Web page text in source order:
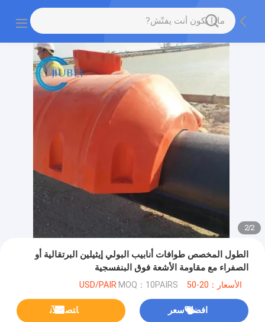
2
/
2
الطول المخصص طوافات أنابيب البولي إيثيلين البرتقالية أو
الصفراء مع مقاومة الأشعة فوق البنفسجية
الأسعار：20-50 USD/PAIR MOQ：10PAIRS
افضل سعر ﺎﺘﺼﻟ ﺍﻶﻧ